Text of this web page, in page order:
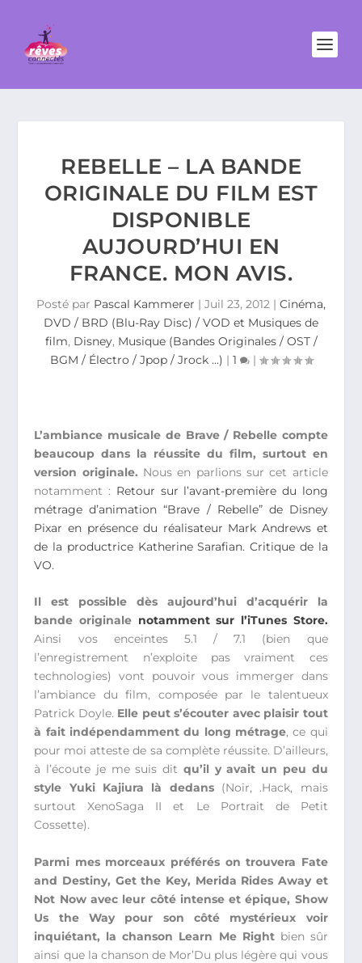
REBELLE – LA BANDE
ORIGINALE DU FILM EST
DISPONIBLE
AUJOURD’HUI EN
FRANCE. MON AVIS.
Posté par Pascal Kammerer | Juil 23, 2012 | Cinéma,
DVD / BRD (Blu-Ray Disc) / VOD et Musiques de
film, Disney, Musique (Bandes Originales / OST /
BGM / Électro / Jpop / Jrock ...) | 1 |
L’ambiance musicale de Brave / Rebelle compte
beaucoup dans la réussite du film, surtout en
version originale. Nous en parlions sur cet article
notamment : Retour sur l’avant-première du long
métrage d’animation “Brave / Rebelle” de Disney
Pixar en présence du réalisateur Mark Andrews et
de la productrice Katherine Sarafian. Critique de la
VO.
Il est possible dès aujourd’hui d’acquérir la
bande originale notamment sur l’iTunes Store.
Ainsi vos enceintes 5.1 / 7.1 (bien que
l’enregistrement n’exploite pas vraiment ces
technologies) vont pouvoir vous immerger dans
l’ambiance du film, composée par le talentueux
Patrick Doyle. Elle peut s’écouter avec plaisir tout
à fait indépendamment du long métrage, ce qui
pour moi atteste de sa complète réussite. D’ailleurs,
à l’écoute je me suis dit qu’il y avait un peu du
style Yuki Kajiura là dedans(Noir, .Hack, mais
surtout XenoSaga II et Le Portrait de Petit
Cossette).
Parmi mes morceaux préférés on trouvera Fate
and Destiny, Get the Key, Merida Rides Away et
Not Now avec leur côté intense et épique, Show
Us the Way pour son côté mystérieux voir
inquiétant, la chanson Learn Me Rightbien sûr
ainsi que la chanson de Mor’Du plus légère qui vous